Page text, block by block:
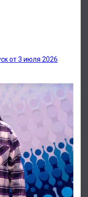
от 3 июля 2026